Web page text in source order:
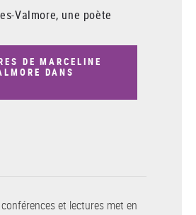
Valmore, une poète
DE MARCELINE
DANS
et lectures met en